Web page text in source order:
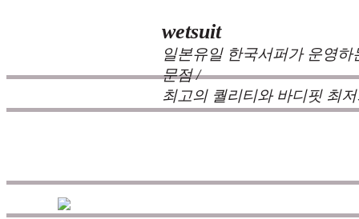
wetsuit
일본유일 한국서퍼가 운영
문점 /
최고의 퀄리티와 바디핏 최